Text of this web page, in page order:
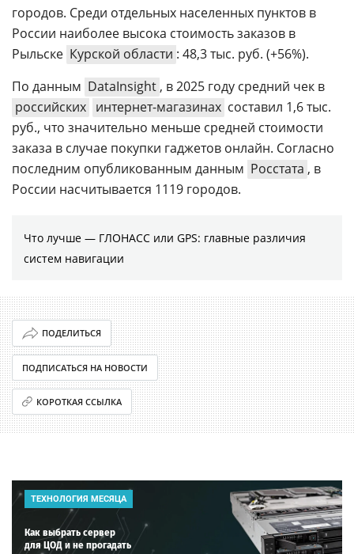
городов. Среди отдельных населенных пунктов в
России наиболее высока стоимость заказов в
Рыльске Курской области : 48,3 тыс. руб. (+56%).
По данным DataInsight , в 2025 году средний чек в
российских интернет-магазинах составил 1,6 тыс.
руб., что значительно меньше средней стоимости
заказа в случае покупки гаджетов онлайн. Согласно
последним опубликованным данным Росстата , в
России насчитывается 1119 городов.
Что лучше — ГЛОНАСС или GPS: главные различия
систем навигации
ПОДЕЛИТЬСЯ
ПОДПИСАТЬСЯ НА НОВОСТИ
КОРОТКАЯ ССЫЛКА
ТЕХНОЛОГИЯ МЕСЯЦА
Как выбрать сервер
для ЦОД и не прогадать